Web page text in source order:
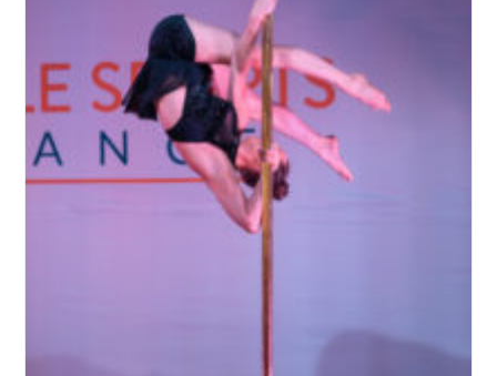
Championne
De
Pole
Dance